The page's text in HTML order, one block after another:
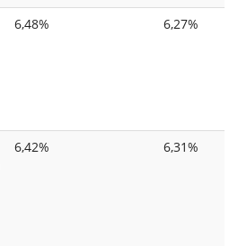
6,48% 6,27%
6,42% 6,31%